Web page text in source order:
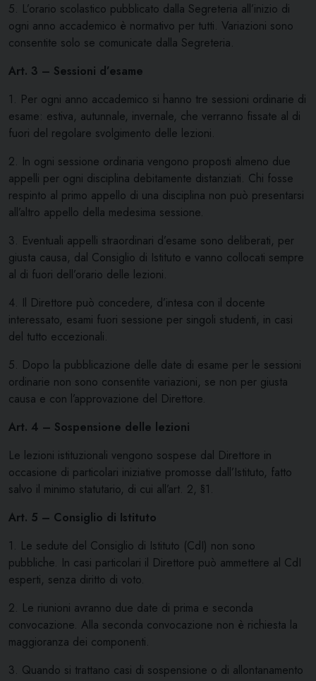
5. L’orario scolastico pubblicato dalla Segreteria all’inizio di
ogni anno accademico è normativo per tutti. Variazioni sono
consentite solo se comunicate dalla Segreteria.
Art. 3 – Sessioni d’esame
1. Per ogni anno accademico si hanno tre sessioni ordinarie di
esame: estiva, autunnale, invernale, che verranno fissate al di
fuori del regolare svolgimento delle lezioni.
2. In ogni sessione ordinaria vengono proposti almeno due
appelli per ogni disciplina debitamente distanziati. Chi fosse
respinto al primo appello di una disciplina non può presentarsi
all’altro appello della medesima sessione.
3. Eventuali appelli straordinari d’esame sono deliberati, per
giusta causa, dal Consiglio di Istituto e vanno collocati sempre
al di fuori dell’orario delle lezioni.
4. Il Direttore può concedere, d’intesa con il docente
interessato, esami fuori sessione per singoli studenti, in casi
del tutto eccezionali.
5. Dopo la pubblicazione delle date di esame per le sessioni
ordinarie non sono consentite variazioni, se non per giusta
causa e con l’approvazione del Direttore.
Art. 4 – Sospensione delle lezioni
Le lezioni istituzionali vengono sospese dal Direttore in
occasione di particolari iniziative promosse dall’Istituto, fatto
salvo il minimo statutario, di cui all’art. 2, §1.
Art. 5 – Consiglio di Istituto
1. Le sedute del Consiglio di Istituto (CdI) non sono
pubbliche. In casi particolari il Direttore può ammettere al CdI
esperti, senza diritto di voto.
2. Le riunioni avranno due date di prima e seconda
convocazione. Alla seconda convocazione non è richiesta la
maggioranza dei componenti.
3. Quando si trattano casi di sospensione o di allontanamento